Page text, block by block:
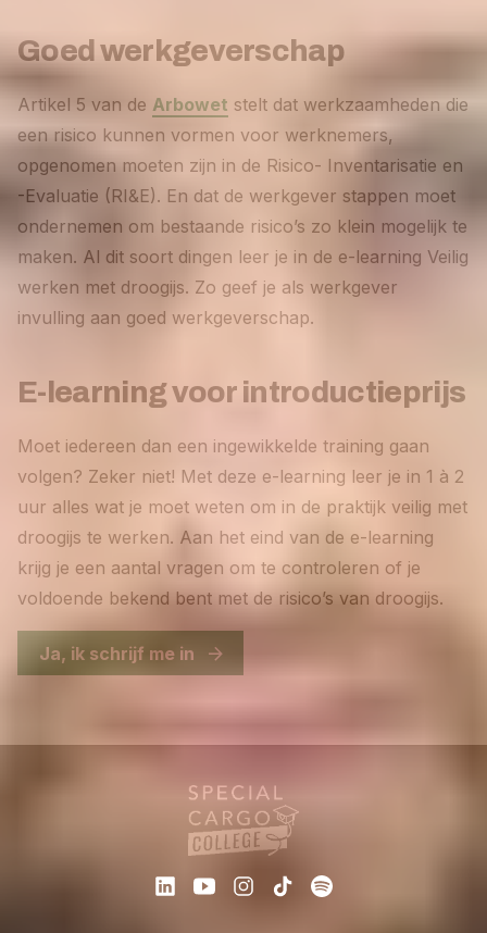
Goed werkgeverschap
Artikel 5 van de Arbowet stelt dat werkzaamheden die
een risico kunnen vormen voor werknemers,
opgenomen moeten zijn in de Risico- Inventarisatie en
-Evaluatie (RI&E). En dat de werkgever stappen moet
ondernemen om bestaande risico’s zo klein mogelijk te
maken. Al dit soort dingen leer je in de e-learning Veilig
werken met droogijs. Zo geef je als werkgever
invulling aan goed werkgeverschap.
E-learning voor introductieprijs
Moet iedereen dan een ingewikkelde training gaan
volgen? Zeker niet! Met deze e-learning leer je in 1 à 2
uur alles wat je moet weten om in de praktijk veilig met
droogijs te werken. Aan het eind van de e-learning
krijg je een aantal vragen om te controleren of je
voldoende bekend bent met de risico’s van droogijs.
Ja, ik schrijf me in